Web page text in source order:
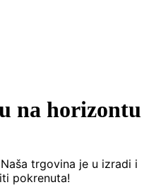
na horizontu
trgovina je u izradi i
pokrenuta!